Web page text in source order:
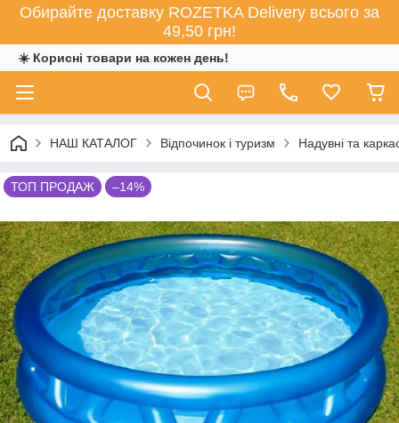
Обирайте доставку ROZETKA Delivery всього за
49,50 грн!
☀️ Корисні товари на кожен день!
НАШ КАТАЛОГ Відпочинок і туризм Надувні та
ТОП ПРОДАЖ –14%